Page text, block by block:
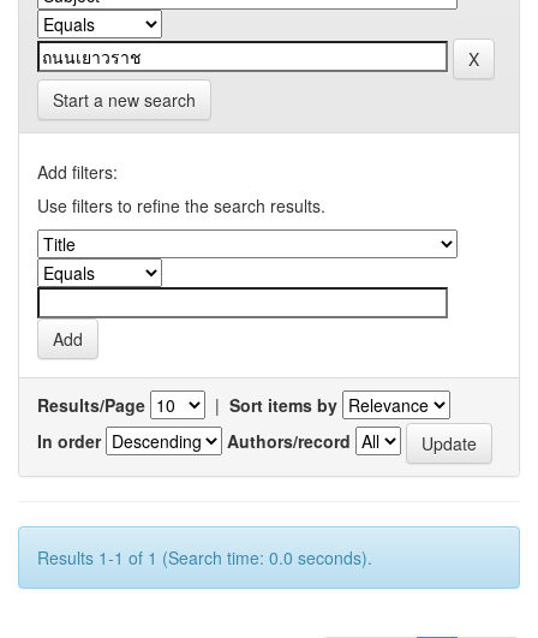
Start a new search
Add filters:
Use filters to refine the search results.
Results/Page | Sort items by
In order
Authors/record
Results 1-1 of 1 (Search time: 0.0 seconds).